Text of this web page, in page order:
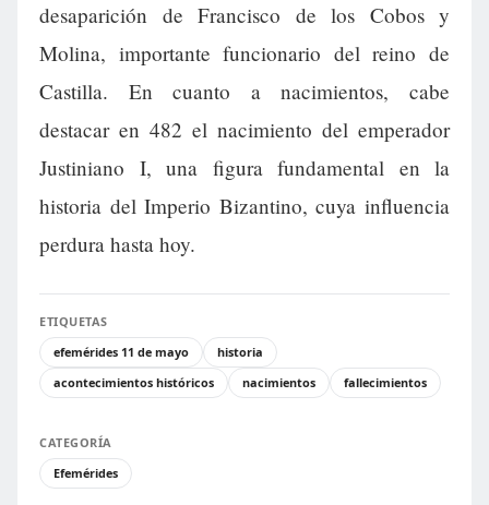
desaparición de Francisco de los Cobos y
Molina, importante funcionario del reino de
Castilla. En cuanto a nacimientos, cabe
destacar en 482 el nacimiento del emperador
Justiniano I, una figura fundamental en la
historia del Imperio Bizantino, cuya influencia
perdura hasta hoy.
ETIQUETAS
efemérides 11 de mayo
historia
acontecimientos históricos
nacimientos fallecimientos
CATEGORÍA
Efemérides